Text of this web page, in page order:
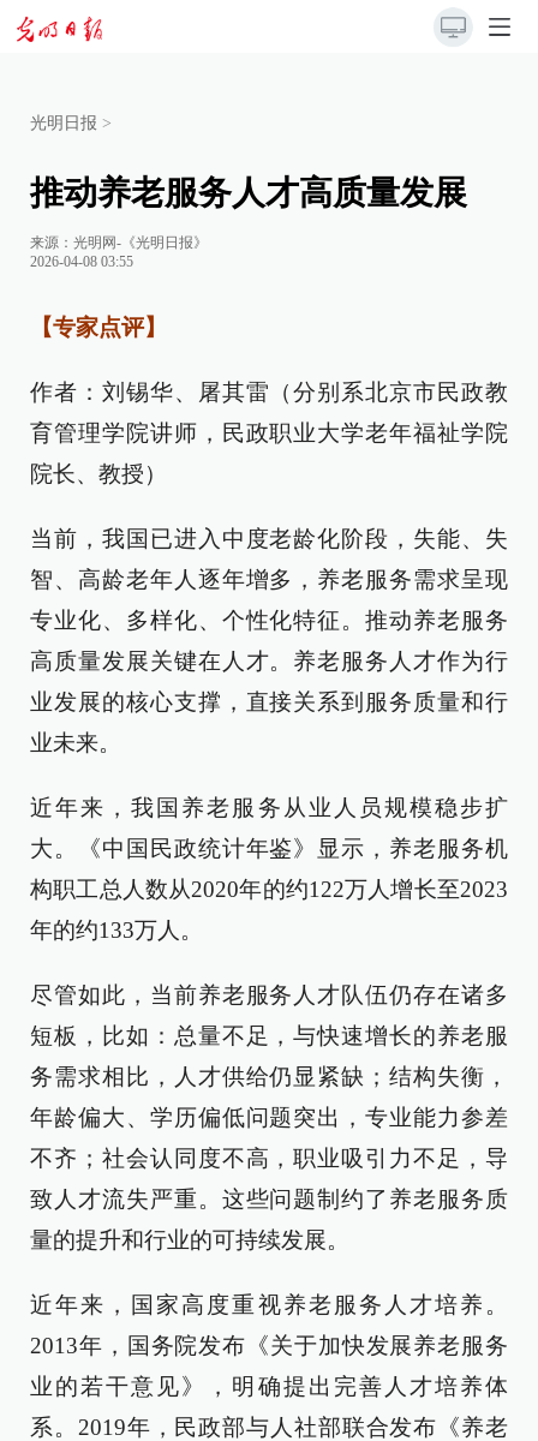
光明日报 >
推动养老服务人才高质量发展
来源： 光明网-《光明日报》
2026-04-08 03:55
【专家点评】
作者：刘锡华、屠其雷（分别系北京市民政教
育管理学院讲师，民政职业大学老年福祉学院
院长、教授）
当前，我国已进入中度老龄化阶段，失能、失
智、高龄老年人逐年增多，养老服务需求呈现
专业化、多样化、个性化特征。推动养老服务
高质量发展关键在人才。养老服务人才作为行
业发展的核心支撑，直接关系到服务质量和行
业未来。
近年来，我国养老服务从业人员规模稳步扩
大。《中国民政统计年鉴》显示，养老服务机
构职工总人数从2020年的约122万人增长至2023
年的约133万人。
尽管如此，当前养老服务人才队伍仍存在诸多
短板，比如：总量不足，与快速增长的养老服
务需求相比，人才供给仍显紧缺；结构失衡，
年龄偏大、学历偏低问题突出，专业能力参差
不齐；社会认同度不高，职业吸引力不足，导
致人才流失严重。这些问题制约了养老服务质
量的提升和行业的可持续发展。
近年来，国家高度重视养老服务人才培养。
2013年，国务院发布《关于加快发展养老服务
业的若干意见》，明确提出完善人才培养体
系。2019年，民政部与人社部联合发布《养老